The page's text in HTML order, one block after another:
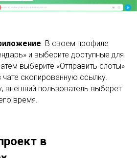
. В своем профиле
и выберите доступные для
выберите «Отправить слоты»
чате скопированную ссылку.
внешний пользователь выберет
время.
в